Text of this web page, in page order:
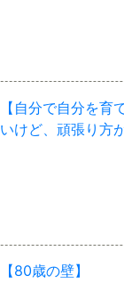
【自分で自分を
いけど、頑張り方
【80歳の壁】